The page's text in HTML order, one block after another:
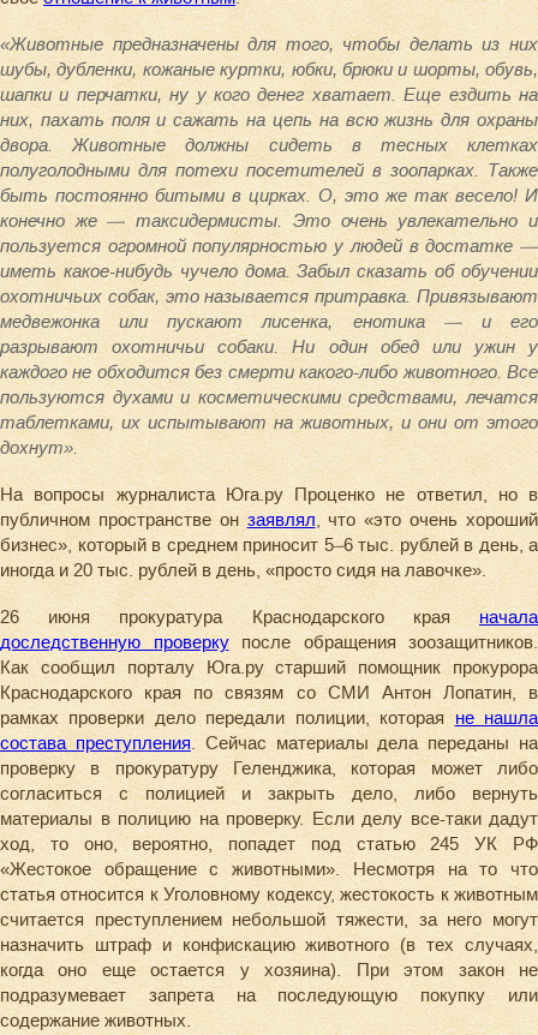
«Животные предназначены для того, чтобы делать из них
шубы, дубленки, кожаные куртки, юбки, брюки и шорты, обувь,
шапки и перчатки, ну у кого денег хватает. Еще ездить на
них, пахать поля и сажать на цепь на всю жизнь для охраны
двора. Животные должны сидеть в тесных клетках
полуголодными для потехи посетителей в зоопарках. Также
быть постоянно битыми в цирках. О, это же так весело! И
конечно же — таксидермисты. Это очень увлекательно и
пользуется огромной популярностью у людей в достатке —
иметь какое-нибудь чучело дома. Забыл сказать об обучении
охотничьих собак, это называется притравка. Привязывают
медвежонка или пускают лисенка, енотика — и его
разрывают охотничьи собаки. Ни один обед или ужин у
каждого не обходится без смерти какого-либо животного. Все
пользуются духами и косметическими средствами, лечатся
таблетками, их испытывают на животных, и они от этого
дохнут».
На вопросы журналиста Юга.ру Проценко не ответил, но в
публичном пространстве онзаявлял, что «это очень хороший
бизнес», который в среднем приносит 5–6 тыс. рублей в день, а
иногда и 20 тыс. рублей в день, «просто сидя на лавочке».
26 июня прокуратура Краснодарского краяначала
доследственную проверкупосле обращения зоозащитников.
Как сообщил порталу Юга.ру старший помощник прокурора
Краснодарского края по связям со СМИ Антон Лопатин, в
рамках проверки дело передали полиции, котораяне нашла
состава преступления. Сейчас материалы дела переданы на
проверку в прокуратуру Геленджика, которая может либо
согласиться с полицией и закрыть дело, либо вернуть
материалы в полицию на проверку. Если делу все-таки дадут
ход, то оно, вероятно, попадет под статью 245 УК РФ
«Жестокое обращение с животными». Несмотря на то что
статья относится к Уголовному кодексу, жестокость к животным
считается преступлением небольшой тяжести, за него могут
назначить штраф и конфискацию животного (в тех случаях,
когда оно еще остается у хозяина). При этом закон не
подразумевает запрета на последующую покупку или
содержание животных.